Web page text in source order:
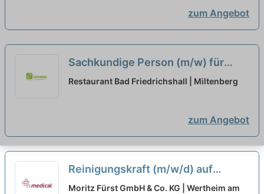
zum Angebot
Sachkundige Person (m/w) für
REACH und CLP in Teilzeit
Restaurant Bad Friedrichshall | Miltenberg
zum Angebot
Reinigungskraft (m/w/d) auf
Minijob-Basis oder in Teilzeit, bis
Moritz Fürst GmbH & Co. KG | Wertheim am